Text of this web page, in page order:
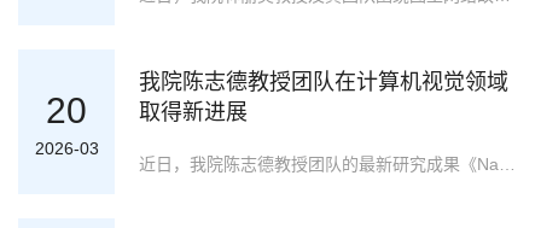
20
2026-03
我院陈志德教授团队在计算机视觉领域
取得新进展